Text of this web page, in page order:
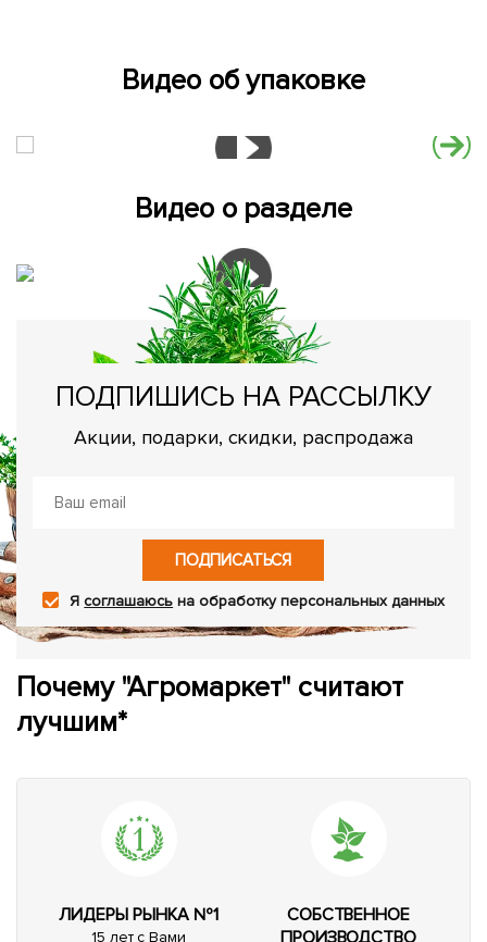
Видео об упаковке
Видео о разделе
ПОДПИШИСЬ НА РАССЫЛКУ
Акции, подарки, скидки, распродажа
ПОДПИСАТЬСЯ
Ясоглашаюсь на обработку персональных данных
Почему "Агромаркет" считают
лучшим*
ЛИДЕРЫ РЫНКА №1
15 лет с Вами
СОБСТВЕННОЕ